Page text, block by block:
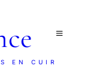
EN CUIR